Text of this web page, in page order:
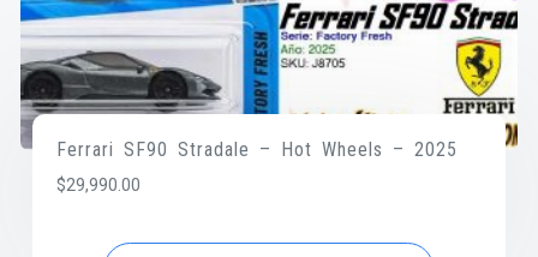
Ferrari SF90 Stradale – Hot Wheels – 2025
$29,990.00